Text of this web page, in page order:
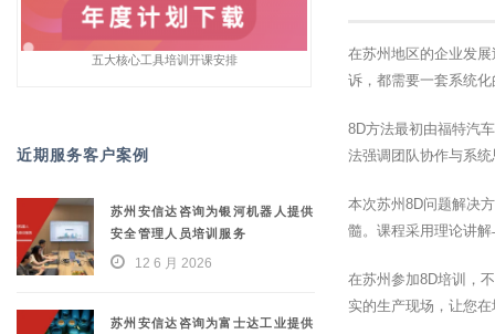
在苏州地区的企业发
诉，都需要一套系统
8D方法最初由福特汽
法强调团队协作与系
本次苏州8D问题解决
髓。课程采用理论讲
在苏州参加8D培训，
实的生产现场，让您
五大核心工具培训开课安排
近期服务客户案例
苏州安信达咨询为银河机器人提供
安全管理人员培训服务
12 6 月 2026
苏州安信达咨询为富士达工业提供